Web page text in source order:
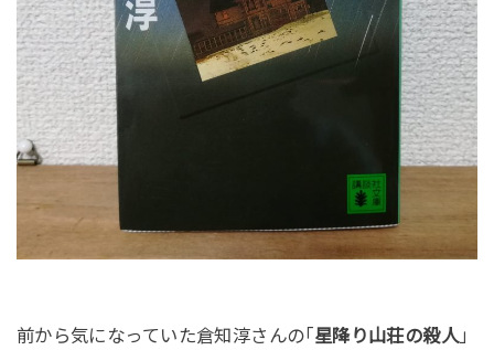
前から気になっていた倉知淳さんの｢星降り山荘の殺人 」